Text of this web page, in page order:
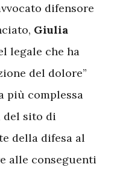
difensore
Giulia
legale che ha
del dolore”
più complessa
del sito di
della difesa al
alle conseguenti